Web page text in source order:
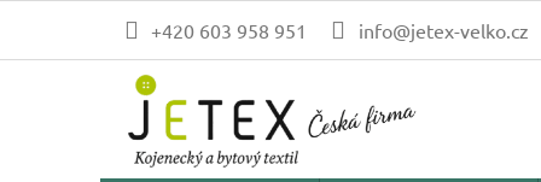
obsah
+420 603 958 951 info@jetex-velko.cz